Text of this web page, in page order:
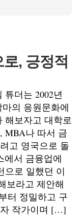
, 긍정적
더는 2002년
의 응원문화에
해보자고 대학로
MBA나 따서 금
고 영국으로 돌
에서 금융업에
으로 일했던 이
보라고 제안해
터 정밀하고 구
작가이며 […]